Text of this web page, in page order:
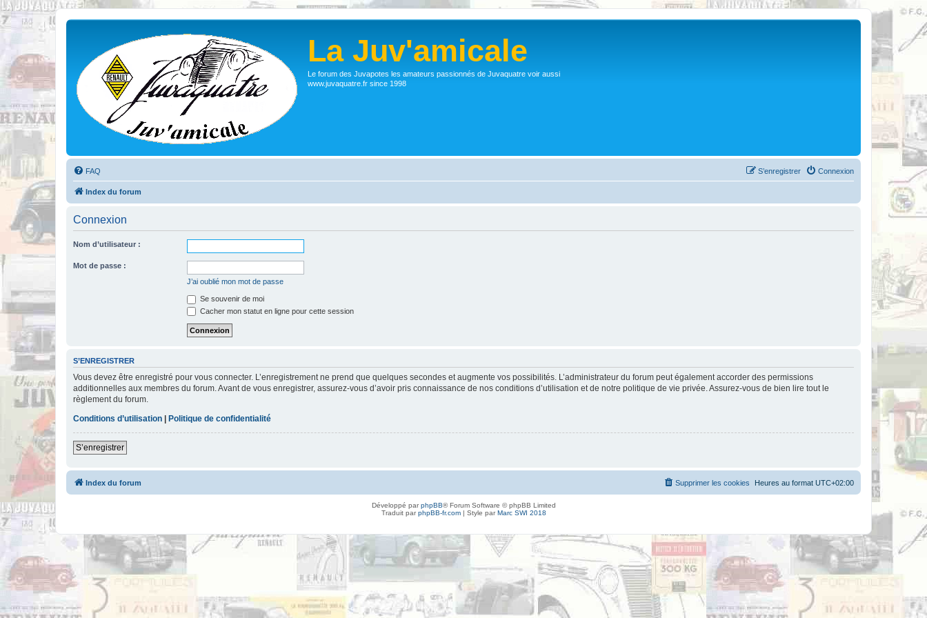
La Juv'amicale
Le forum des Juvapotes les amateurs passionnés de Juvaquatre voir aussi
www.juvaquatre.fr since 1998
FAQ Connexion
S’enregistrer
Index du forum
Connexion
Nom d’utilisateur :
Mot de passe :
J’ai oublié mon mot de passe
Se souvenir de moi
Cacher mon statut en ligne pour cette session
S’ENREGISTRER
Vous devez être enregistré pour vous connecter. L’enregistrement ne prend que quelques secondes et augmente vos possibilités. L’administrateur du forum peut également accorder des permissions
additionnelles aux membres du forum. Avant de vous enregistrer, assurez-vous d’avoir pris connaissance de nos conditions d’utilisation et de notre politique de vie privée. Assurez-vous de bien lire tout le
règlement du forum.
Conditions d’utilisation | Politique de confidentialité
S’enregistrer
Index du forum Heures au format UTC+02:00
Supprimer les cookies
Développé parphpBB® Forum Software © phpBB Limited
Traduit parphpBB-fr.com| Style parMarc SWI 2018